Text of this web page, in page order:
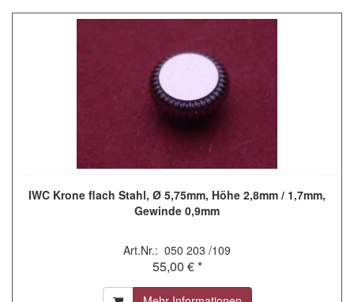
IWC Krone flach Stahl, Ø 5,75mm, Höhe 2,8mm / 1,7mm,
Gewinde 0,9mm
Art.Nr.: 050 203 /109
55,00 € *